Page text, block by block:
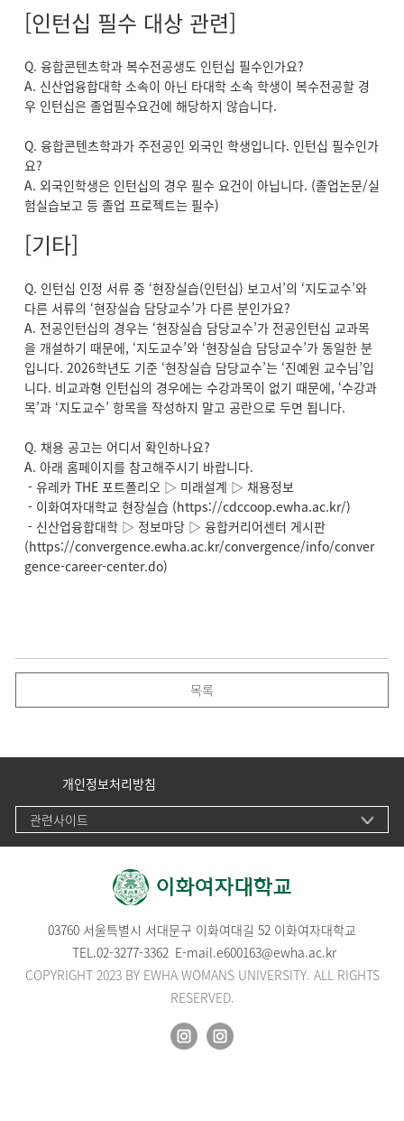
[인턴십 필수 대상 관련]
Q. 융합콘텐츠학과 복수전공생도 인턴십 필수인가요?
A. 신산업융합대학 소속이 아닌 타대학 소속 학생이 복수전공할 경
우 인턴십은 졸업필수요건에 해당하지 않습니다.
Q. 융합콘텐츠학과가 주전공인 외국인 학생입니다. 인턴십 필수인가
요?
A. 외국인학생은 인턴십의 경우 필수 요건이 아닙니다. (졸업논문/실
험실습보고 등 졸업 프로젝트는 필수)
[기타]
Q. 인턴십 인정 서류 중 ‘현장실습(인턴십) 보고서’의 ‘지도교수’와
다른 서류의 ‘현장실습 담당교수’가 다른 분인가요?
A. 전공인턴십의 경우는 ‘현장실습 담당교수’가 전공인턴십 교과목
을 개설하기 때문에, ‘지도교수’와 ‘현장실습 담당교수’가 동일한 분
입니다. 2026학년도 기준 ‘현장실습 담당교수’는 ‘진예원 교수님’입
니다. 비교과형 인턴십의 경우에는 수강과목이 없기 때문에, ‘수강과
목’과 ‘지도교수’ 항목을 작성하지 말고 공란으로 두면 됩니다.
Q. 채용 공고는 어디서 확인하나요?
A. 아래 홈페이지를 참고해주시기 바랍니다.
- 유레카 THE 포트폴리오 ▷ 미래설계 ▷ 채용정보
- 이화여자대학교 현장실습 (https://cdccoop.ewha.ac.kr/)
- 신산업융합대학 ▷ 정보마당 ▷ 융합커리어센터 게시판
(https://convergence.ewha.ac.kr/convergence/info/conver
gence-career-center.do)
목록
개인정보처리방침
관련사이트
03760 서울특별시 서대문구 이화여대길 52 이화여자대학교
TEL.02-3277-3362 E-mail.e600163@ewha.ac.kr
COPYRIGHT 2023 BY EWHA WOMANS UNIVERSITY. ALL RIGHTS
RESERVED.